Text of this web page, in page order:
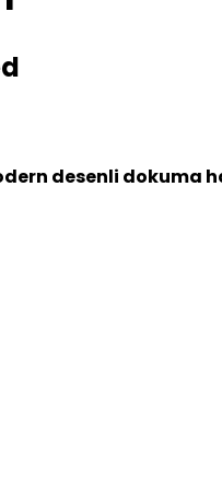
desenli dokuma